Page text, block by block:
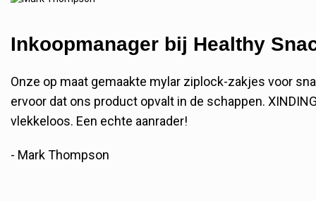
Inkoopmanager bij Healthy
Onze op maat gemaakte mylar ziplock-zakjes voor
ervoor dat ons product opvalt in de schappen.
vlekkeloos. Een echte aanrader!
- Mark Thompson